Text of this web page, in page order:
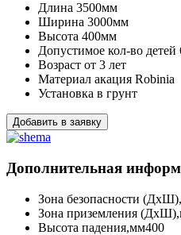
Длина 3500мм
Ширина 3000мм
Высота 400мм
Допустимое кол-во детей
Возраст от 3 лет
Материал акация Robinia
Установка в грунт
Добавить в заявку
Дополнительная
Зона безопасности
Зона приземления
Высота падения,мм400